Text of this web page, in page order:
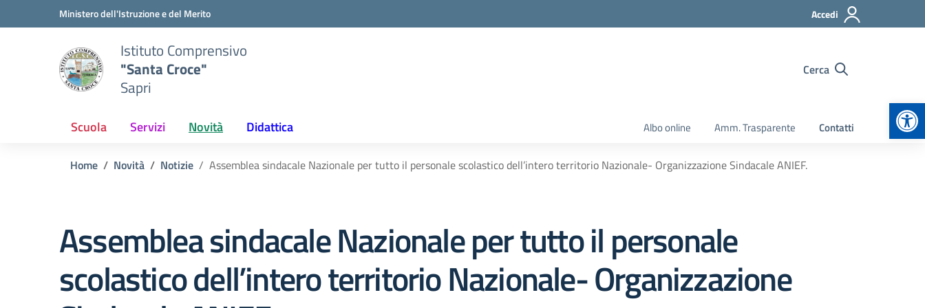
Vai ai contenuti
Vai al menu di navigazioneMinistero dell'Istruzione e del Merito Accedi
Istituto Comprensivo
"Santa Croce"
Sapri
Cerca
Scuola Servizi Novità Didattica Albo online Amm. Trasparente Contatti
Home Novità Notizie Assemblea sindacale Nazionale per tutto il personale scolastico dell’intero territorio Nazionale- Organizzazione Sindacale ANIEF.
Assemblea sindacale Nazionale per tutto il personale
scolastico dell’intero territorio Nazionale- Organizzazione